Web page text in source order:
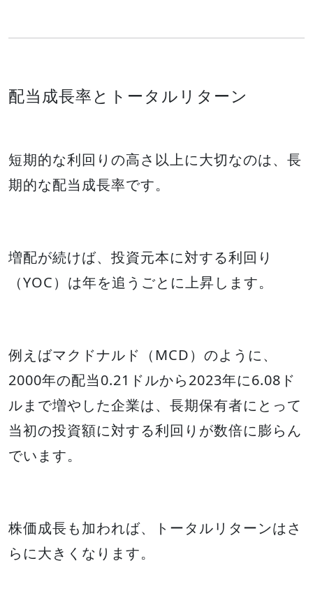
配当成長率とトータルリターン
短期的な利回りの高さ以上に大切なのは、長
期的な配当成長率です。
増配が続けば、投資元本に対する利回り
（YOC）は年を追うごとに上昇します。
例えばマクドナルド（MCD）のように、
2000年の配当0.21ドルから2023年に6.08ド
ルまで増やした企業は、長期保有者にとって
当初の投資額に対する利回りが数倍に膨らん
でいます。
株価成長も加われば、トータルリターンはさ
らに大きくなります。